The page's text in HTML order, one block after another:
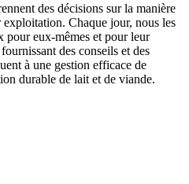
des décisions sur la manière
Chaque jour, nous les
pour eux-mêmes et pour leur
des conseils et des
à une gestion efficace de
durable de lait et de viande.